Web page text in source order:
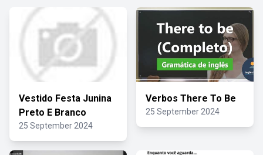
Vestido Festa Junina
Preto E Branco
25 September 2024
Verbos There To Be
25 September 2024